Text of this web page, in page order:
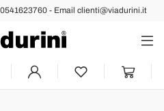
- Email clienti@viadurini.it